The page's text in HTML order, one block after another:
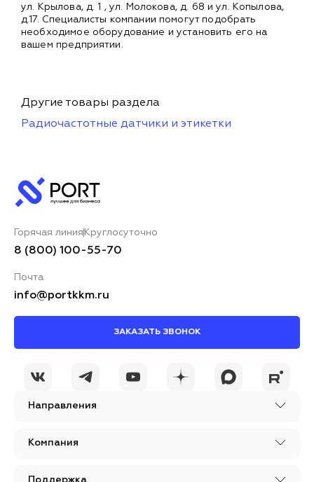
ул. Крылова, д. 1 , ул. Молокова, д. 68 и ул. Копылова,
д.17. Специалисты компании помогут подобрать
необходимое оборудование и установить его на
вашем предприятии.
Другие товары раздела
Радиочастотные датчики и этикетки
Направления
Компания
Поддержка
Горячая линия Круглосуточно
8 (800) 100-55-70
Почта
info@portkkm.ru
ЗАКАЗАТЬ ЗВОНОК